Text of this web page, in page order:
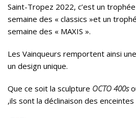
Saint-Tropez 2022, c’est un
semaine des « classics »et un
semaine des « MAXIS ».
Les Vainqueurs remportent ainsi
un design unique.
Que ce soit la sculpture OCTO 400s
,ils sont la déclinaison des enceintes